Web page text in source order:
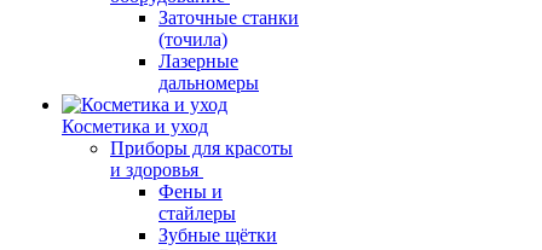
Заточные станки
(точила)
Лазерные
дальномеры
Косметика и уход
Приборы для красоты
и здоровья
Фены и
стайлеры
Зубные щётки